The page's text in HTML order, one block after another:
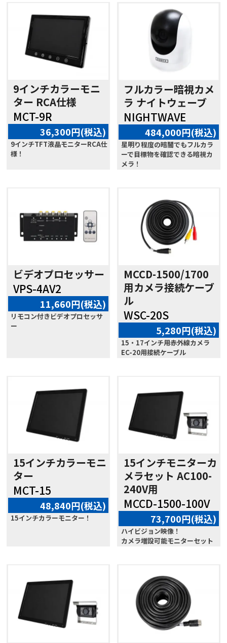
9インチカラーモニ
ター RCA仕様
MCT-9R
36,300円(税込)
9インチTFT液晶モニターRCA仕
様！
フルカラー暗視カメ
ラ ナイトウェーブ
NIGHTWAVE
484,000円(税込)
星明り程度の暗闇でもフルカラ
ーで目標物を確認できる暗視カ
メラ！
ビデオプロセッサー
VPS-4AV2
11,660円(税込)
リモコン付きビデオプロセッサ
ー
MCCD-1500/1700
用カメラ接続ケーブ
ル
WSC-20S
5,280円(税込)
15・17インチ用赤外線カメラ
EC-20用接続ケーブル
15インチカラーモニ
ター
MCT-15
48,840円(税込)
15インチカラーモニター！
15インチモニターカ
メラセット AC100-
240V用
MCCD-1500-100V
73,700円(税込)
ハイビジョン映像！
カメラ増設可能モニターセット